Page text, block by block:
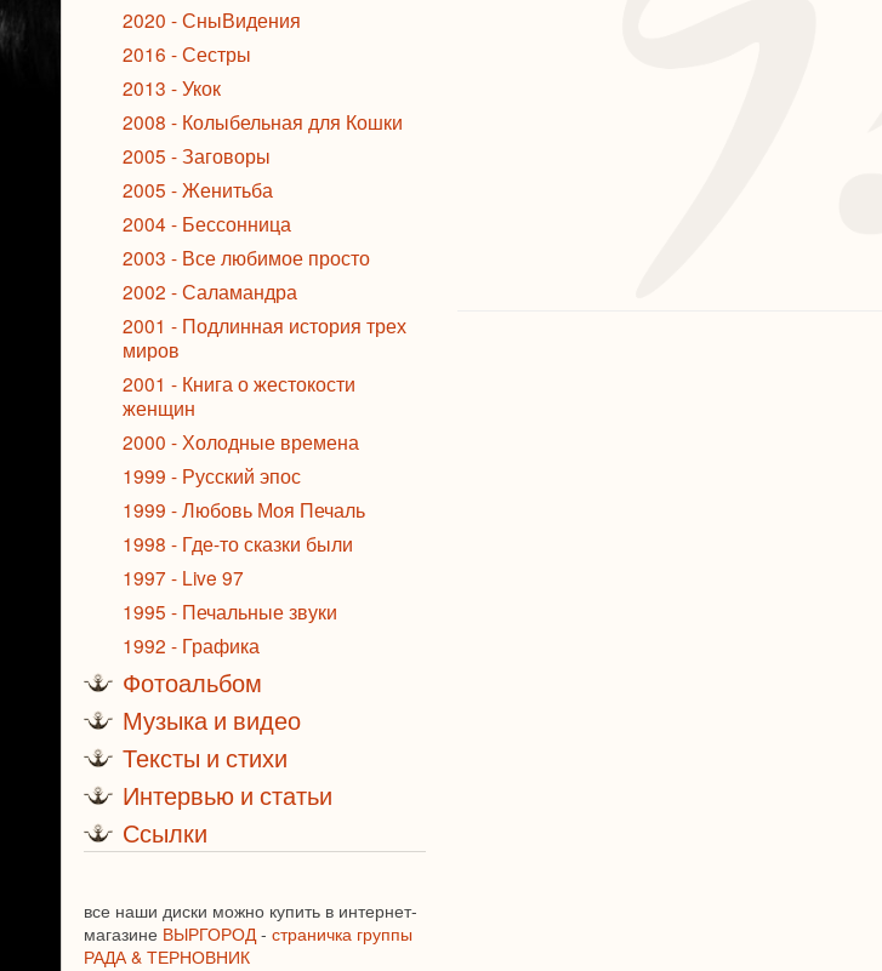
2020 - СныВидения
2016 - Сестры
2013 - Укок
2008 - Колыбельная для Кошки
2005 - Заговоры
2005 - Женитьба
2004 - Бессонница
2003 - Все любимое просто
2002 - Саламандра
2001 - Подлинная история трех
миров
2001 - Книга о жестокости
женщин
2000 - Холодные времена
1999 - Русский эпос
1999 - Любовь Моя Печаль
1998 - Где-то сказки были
1997 - Live 97
1995 - Печальные звуки
1992 - Графика
Фотоальбом
Музыка и видео
Тексты и стихи
Интервью и статьи
Ссылки
все наши диски можно купить в интернет-
магазине ВЫРГОРОД- страничка группы
РАДА & ТЕРНОВНИК